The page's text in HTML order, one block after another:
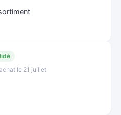
le 21 juillet